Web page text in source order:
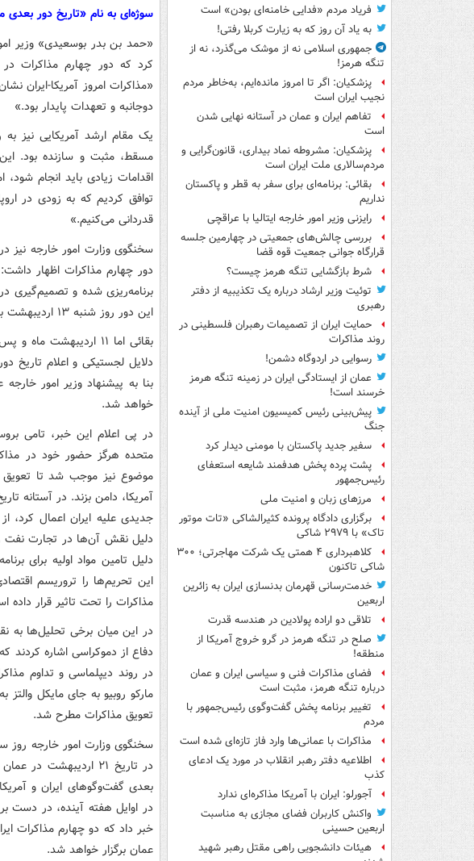
فریاد مردم «فدایی خامنه‌ای بودن» است
به یاد آن روز که به زیارت کربلا رفتی!
جمهوری اسلامی نه از موشک می‌گذرد، نه از
تنگه هرمز!
پزشکیان: اگر تا امروز مانده‌ایم، به‌خاطر مردم
نجیب ایران است
تفاهم ایران و عمان در آستانه نهایی شدن
است
پزشکیان: مشروطه نماد بیداری، قانون‌گرایی و
مردم‌سالاری ملت ایران است
بقائی: برنامه‌ای برای سفر به قطر و پاکستان
نداریم
رایزنی وزیر امور خارجه ایتالیا با عراقچی
بررسی چالش‌های جمعیتی در چهارمین جلسه
قرارگاه جوانی جمعیت قوه قضا
شرط بازگشایی تنگه هرمز چیست؟
توئیت وزیر ارشاد درباره یک تکذیبیه از دفتر
رهبری
حمایت ایران از تصمیمات رهبران فلسطینی در
روند مذاکرات
رسوایی در اردوگاه دشمن!
عمان از ایستادگی ایران در زمینه تنگه هرمز
خرسند است!
پیش‌بینی رئیس کمیسیون امنیت ملی از آینده
جنگ
سفیر جدید پاکستان با مومنی دیدار کرد
پشت پرده پخش هدفمند شایعه استعفای
رئیس‌جمهور
مرزهای زبان و امنیت ملی
برگزاری دادگاه پرونده کثیرالشاکی «تات موتور
تاک» با ۲۹۷۹ شاکی
کلاهبرداری ۴ همتی یک شرکت مهاجرتی؛ ۳۰۰
شاکی تاکنون
خدمت‌رسانی قهرمان بدنسازی ایران به زائرین
اربعین
تلاقی دو اراده پولادین در هندسه قدرت
صلح در تنگه هرمز در گرو خروج آمریکا از
منطقه!
فضای مذاکرات فنی و سیاسی ایران و عمان
درباره تنگه هرمز، مثبت است
تغییر برنامه پخش گفت‌وگوی رئیس‌جمهور با
مردم
مذاکرات با عمانی‌ها وارد فاز تازه‌ای شده است
اطلاعیه دفتر رهبر انقلاب در مورد یک ادعای
کذب
آجورلو: ایران با آمریکا مذاکره‌ای ندارد
واکنش کاربران فضای مجازی به مناسبت
اربعین حسینی
هیئات دانشجویی راهی مقتل رهبر شهید
سوژه‌ای به نام «تاریخ دور بعدی
«حمد بن بدر بوسعیدی» وزیر
«مذاکرات امروز آمریکا-ایران
دوجانبه و تعهدات پایدار بود.»
یک مقام ارشد آمریکایی نیز
مسقط، مثبت و سازنده بود.
اقدامات زیادی باید انجام
توافق کردیم که به زودی در
قدردانی می‌کنیم.»
دور چهارم مذاکرات اظهار
برنامه‌ریزی شده و تصمیم‌گیری
این دور روز شنبه ۱۳ اردیبهشت برگزار خواهد شد.»
بقائی اما ۱۱
دلایل لجستیکی و اعلام تاریخ
بنا به پیشنهاد وزیر امور
خواهد شد.
در پی اعلام این خبر، تامی
موضوع نیز موجب شد تا تعویق
آمریکا، دامن بزند. در آستانه
این تحریم‌ها را تروریسم
مذاکرات را تحت تاثیر قرار داده
در این میان برخی تحلیل‌ها به
دفاع از دموکراسی اشاره کردند
در روند دیپلماسی و تداوم
مارکو روبیو به جای مایکل
تعویق مذاکرات مطرح شد.
سخنگوی وزارت امور خارجه روز
در تاریخ ۲۱
بعدی گفت‌وگوهای ایران و
در اوایل هفته آینده، در دست
خبر داد که دو چهارم مذاکرات
عمان برگزار خواهد شد.